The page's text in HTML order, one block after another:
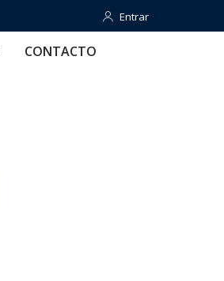
Entrar
Entrar
CONTACTO